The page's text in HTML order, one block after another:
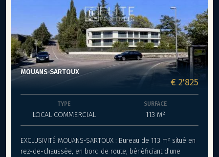
MOUANS-SARTOUX
€ 2'825
TYPE
LOCAL COMMERCIAL
SURFACE
113 M²
EXCLUSIVITÉ MOUANS-SARTOUX : Bureau de 113 m² situé en
rez-de-chaussée, en bord de route, bénéficiant d’une